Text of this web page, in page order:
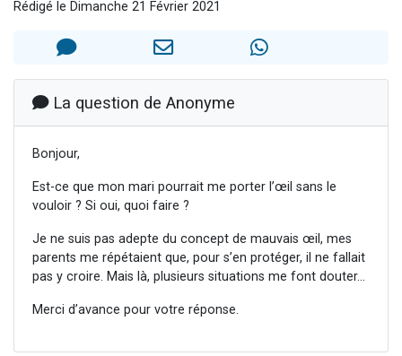
3 personnes viennent de faire un don pour Diane, 80 ans, dans un appartement insalubre
5 personnes viennent de faire un don pour Reloger Rivka, 6 enfants, victime de violences...
Rédigé le Dimanche 21 Février 2021
La question de Anonyme
Bonjour,
Est-ce que mon mari pourrait me porter l’œil sans le
vouloir ? Si oui, quoi faire ?
Je ne suis pas adepte du concept de mauvais œil, mes
parents me répétaient que, pour s’en protéger, il ne fallait
pas y croire. Mais là, plusieurs situations me font douter...
Merci d’avance pour votre réponse.